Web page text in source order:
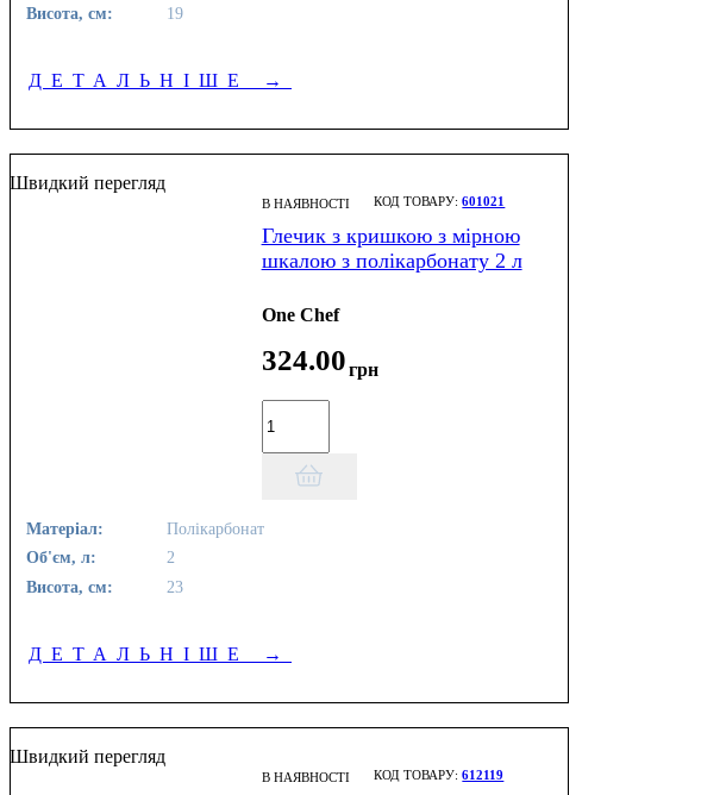
Висота, см:
19
ДЕТАЛЬНІШЕ →
Швидкий перегляд
В НАЯВНОСТІ 601021
Глечик з кришкою з мірною
шкалою з полікарбонату 2 л
One Chef
324.00грн
Матеріал:
Полікарбонат
Об'єм, л:
2
Висота, см:
23
ДЕТАЛЬНІШЕ →
Швидкий перегляд
В НАЯВНОСТІ 612119